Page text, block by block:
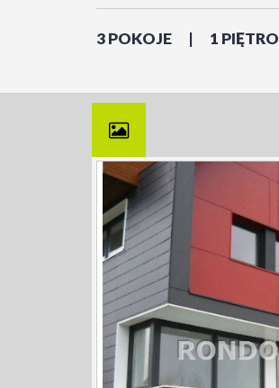
3 POKOJE 1 PIĘTRO